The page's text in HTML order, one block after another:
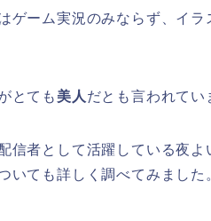
ゲーム実況のみならず、イ
とても 美人 だとも言われてい
信者として活躍している夜
いても詳しく調べてみました